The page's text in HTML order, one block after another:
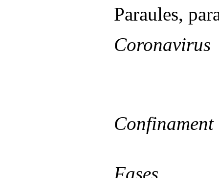
Paraules,
Coronavirus
Confinament